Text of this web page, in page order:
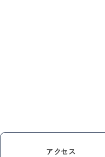
アクセス